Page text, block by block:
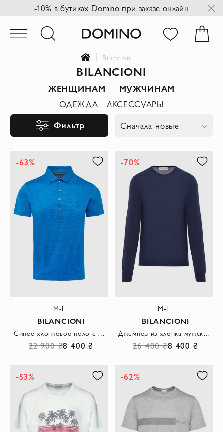
-10% в бутиках Domino при заказе онлайн
Bilancioni
BILANCIONI
ЖЕНЩИНАМ
МУЖЧИНАМ
ОДЕЖДА
АКСЕССУАРЫ
Фильтр
Сначала новые
-63%
M-L
BILANCIONI
Синее хлопковое поло с фактурной ниткой и застёжкой на планке
22 900 ₴8 400 ₴
-70%
M-L
BILANCIONI
Джемпер из хлопка мужской синий тонкий с круглым вырезом
26 400 ₴8 400 ₴
-53% -62%